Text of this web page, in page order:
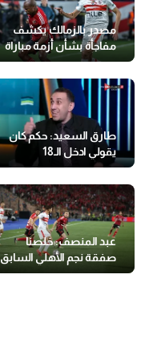
مصدر بالزمالك يكشف
مفاجأة بشأن أزمة مباراة
القمة
طارق السعيد: حكم كان
يقولي ادخل الـ18
وهحسبلك ضربة جزاء
عبد المنصف: خلصنا
صفقة نجم الأهلي السابق